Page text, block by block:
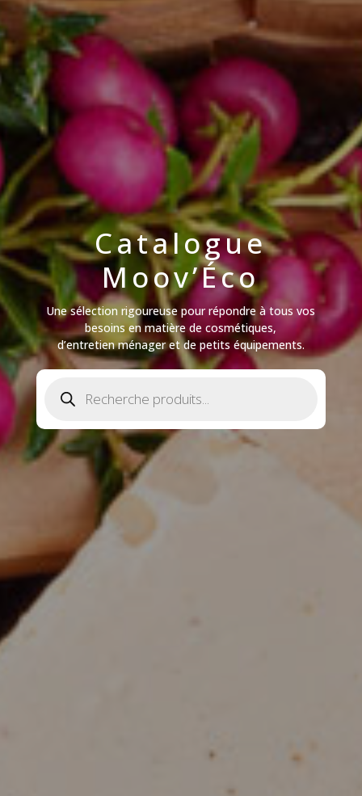
Catalogue
Moov’Éco
Une sélection rigoureuse pour répondre à tous vos
besoins en matière de cosmétiques,
d’entretien ménager et de petits équipements.
produits